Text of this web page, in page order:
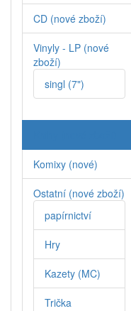
CD (nové zboží)
Vinyly - LP (nové
zboží)
singl (7")
Komixy (nové)
Ostatní (nové zboží)
papírnictví
Hry
Kazety (MC)
Trička